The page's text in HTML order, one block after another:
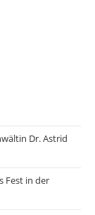
Dr. Astrid
Fest in der